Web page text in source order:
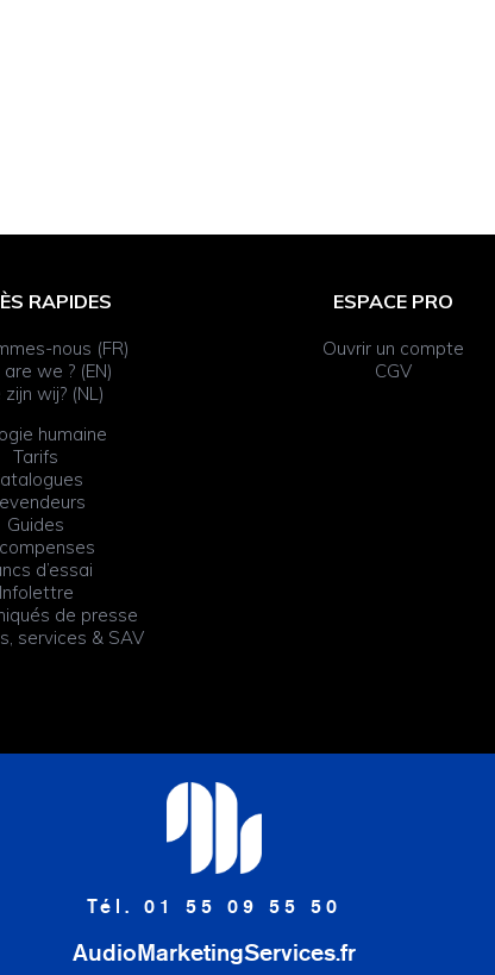
RAPIDES
nous (FR)
we ? (EN)
wij? (NL)
humaine
Tarifs
Guides
d’essai
Infolettre
de presse
services & SAV
ESPACE PRO
Ouvrir un compte
CGV
Tél. 01 55 09 55 50
AudioMarketingServices.fr